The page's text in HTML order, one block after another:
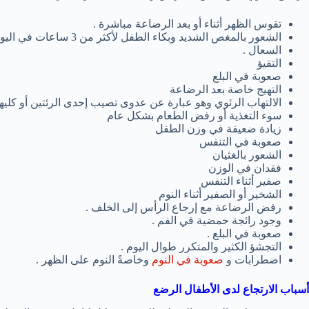
تقوس الظهر أثناء أو بعد الرضاعة مباشرة .
الشعور بالمغص الشديد وبكاء الطفل لأكثر من 3 ساعات في اليوم بدون سبب طبي واضح .
السعال .
التقيؤ
صعوبة في البلع
التهيج خاصة بعد الرضاعة
الالتهاب الرئوي وهو عبارة عن عدوى تصيب إحدى الرئتين أو
سوء التغذية أو رفض الطعام بشكل عام
زيادة ضعيفة في وزن الطفل
صعوبة في التنفس
الشعور بالغثيان
فقدان في الوزن
صفير أثناء التنفس
الشخير أو الصفير أثناء النوم
رفض الرضاعة مع إرجاع الرأس إلى الخلف .
وجود رائجة حمضية في الفم .
صعوبة في البلع .
التجشؤ الكثير والمتكرر طوال اليوم .
اضطرابات و صعوبة في النوم وخاصةً النوم على الظهر .
أسباب الارتجاع لدى الأطفال الرضع